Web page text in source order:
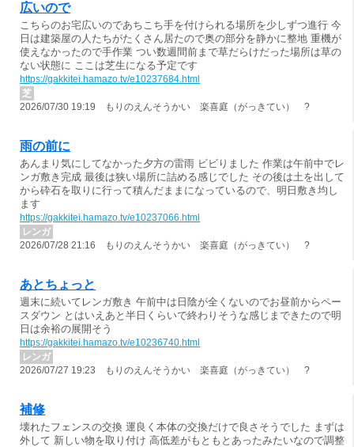
広いので
こちらのお宅広いのであちこち手を付けられる場所を少しずつ進行 今
日は建築屋の人たちがたくさん居たので奥の部分を静かに整地 重機が
使えなかったので手作業 つい数週間前まで草だらけだった場所は草の
ない状態に ここは芝生になる予定です
https://gakkitei.hamazo.tv/e10237684.html
芝
2026/07/30 19:19 もりのえんそうかい 楽喜庭（がっきてい） ?
雨の前に
あんまり気にしてなかった夕方の雷雨 ビビりました 作業は午前中でレ
ンガ敷き完成 最後は狭い場所に詰める感じでした その後は土を出して
から砕石を取りに行って積んだままになっているので、明日敷き均し
ます
https://gakkitei.hamazo.tv/e10237066.html
レンガ
2026/07/28 21:16 もりのえんそうかい 楽喜庭（がっきてい） ?
あとちょっと
週末に続いてレンガ敷き 午前中は日陰が全くないのでお昼前からペー
スダウン とはいえあと半日くらいで終わりそうな感じまできたので明
日は余裕の展開そう
https://gakkitei.hamazo.tv/e10236740.html
レンガ
2026/07/27 19:23 もりのえんそうかい 楽喜庭（がっきてい） ?
補修
壊れたフェンスの交換 運良く本体の交換だけで良さそうでした まずは
外して 新しい物を取り付け 高低差がもともとあったみたいなので調整